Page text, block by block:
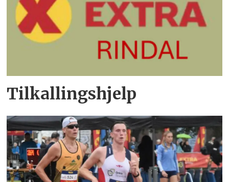
Tilkallingshjelp